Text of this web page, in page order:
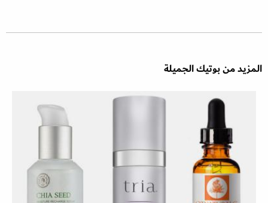
المزيد من بوتيك الجميلة